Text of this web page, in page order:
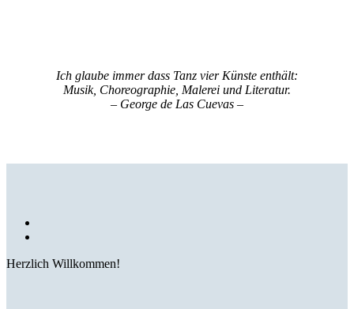
Ich glaube immer dass Tanz vier Künste enthält:
Musik, Choreographie, Malerei und Literatur.
– George de Las Cuevas –
Herzlich Willkommen!